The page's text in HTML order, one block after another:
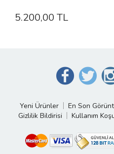
5.200,00 TL
Yeni Ürünler En Son
Gizlilik Bildirisi
Kullanım